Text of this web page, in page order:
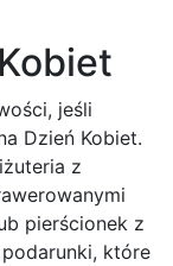
jeśli
Dzień Kobiet.
z
pierścionek z
które